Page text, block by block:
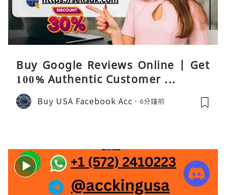
Buy Google Reviews Online | Get
100% Authentic Customer ...
Buy USA Facebook Acc 6分鐘前